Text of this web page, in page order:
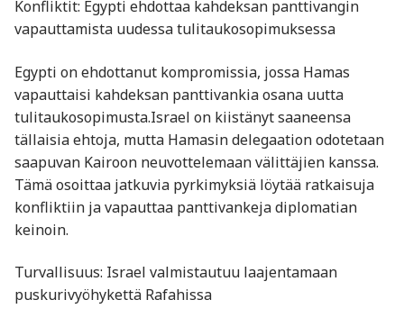
Konfliktit: Egypti ehdottaa kahdeksan panttivangin
vapauttamista uudessa tulitaukosopimuksessa
Egypti on ehdottanut kompromissia, jossa Hamas
vapauttaisi kahdeksan panttivankia osana uutta
tulitaukosopimusta.Israel on kiistänyt saaneensa
tällaisia ehtoja, mutta Hamasin delegaation odotetaan
saapuvan Kairoon neuvottelemaan välittäjien kanssa.
Tämä osoittaa jatkuvia pyrkimyksiä löytää ratkaisuja
konfliktiin ja vapauttaa panttivankeja diplomatian
keinoin. ​
Turvallisuus: Israel valmistautuu laajentamaan
puskurivyöhykettä Rafahissa